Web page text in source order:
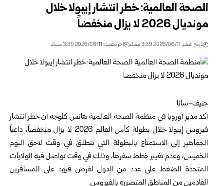
الصحة العالمية: خطر انتشار إيبولا خلال
مونديال 2026 لا يزال منخفضاً
تاريخ النشر: 2026/06/11 3:39 مساءً اخر تحديث: 2026/06/11 3:39 مساءً
جنيف-سانا
أكد مدير أوروبا في منظمة الصحة العالميةهانس كلوجه أن خطر انتشار
فيروس إيبولا خلال بطولة كأس العالم 2026 لا يزال منخفضاً، داعياً
الجماهير إلى الاستمتاع بالبطولة التي تنطلق في وقت لاحق اليوم
الخميس، وعدم تغيير خطط سفرها، وذلك في وقت تواصل فيه الولايات
المتحدة الضغط على عدد من الدول لفرض قيود على المسافرين
القادمين من المناطق المتضررة بالفيروس.